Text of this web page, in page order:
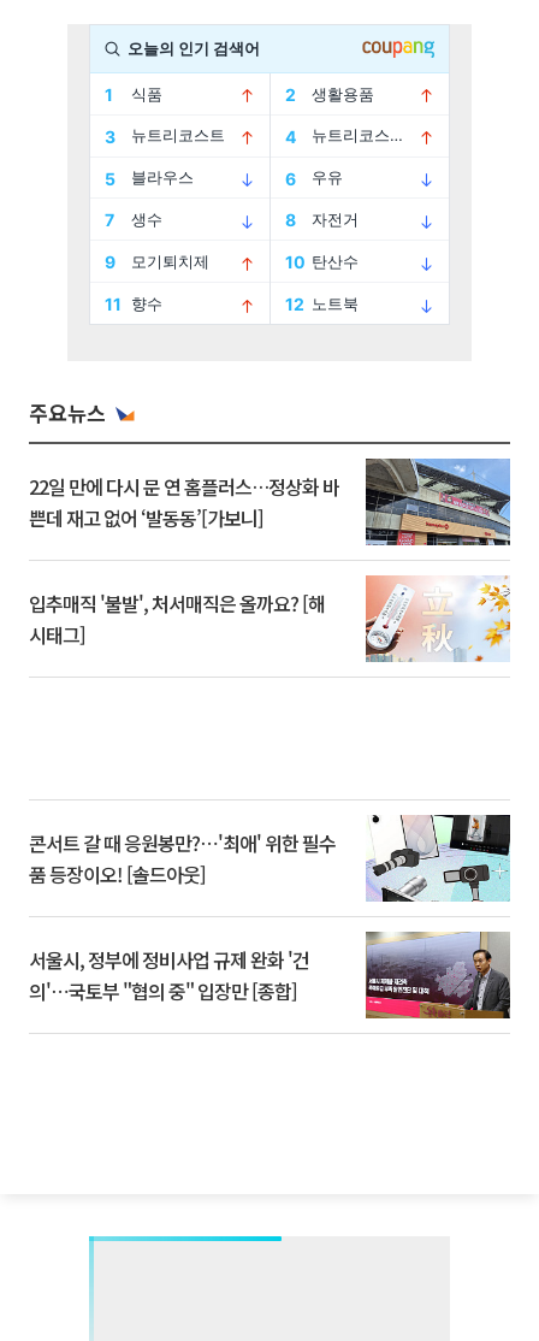
주요뉴스
22일 만에 다시 문 연 홈플러스…정상화 바
쁜데 재고 없어 ‘발동동’[가보니]
입추매직 '불발', 처서매직은 올까요? [해
시태그]
콘서트 갈 때 응원봉만?⋯'최애' 위한 필수
품 등장이오! [솔드아웃]
서울시, 정부에 정비사업 규제 완화 '건
의'⋯국토부 "협의 중" 입장만 [종합]